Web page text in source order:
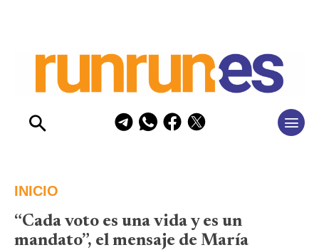
INICIO
“Cada voto es una vida y es un
mandato”, el mensaje de María